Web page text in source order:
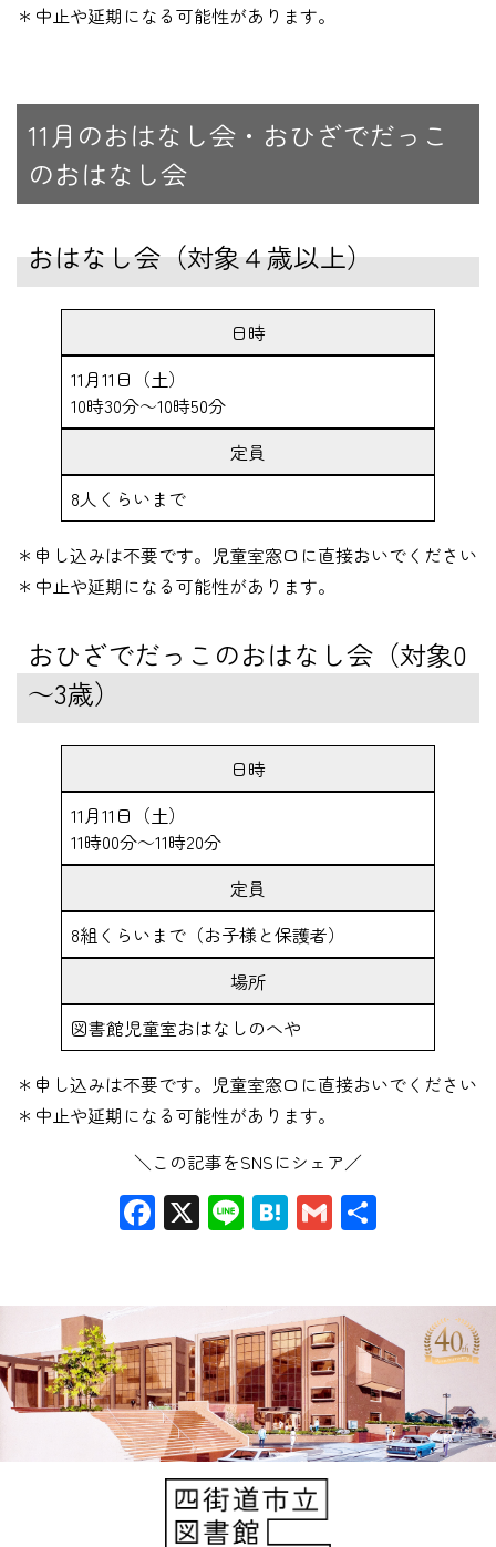
＊中止や延期になる可能性があります。
11月のおはなし会・おひざでだっこ
のおはなし会
おはなし会（対象４歳以上）
日時
11月11日（土）
10時30分～10時50分
定員
8人くらいまで
＊申し込みは不要です。児童室窓口に直接おいでください
＊中止や延期になる可能性があります。
おひざでだっこのおはなし会（対象0
～3歳）
日時
11月11日（土）
11時00分～11時20分
定員
8組くらいまで（お子様と保護者）
場所
図書館児童室おはなしのへや
＊申し込みは不要です。児童室窓口に直接おいでください
＊中止や延期になる可能性があります。
＼この記事をSNSにシェア／
Facebook
X LineHatena
Gmail